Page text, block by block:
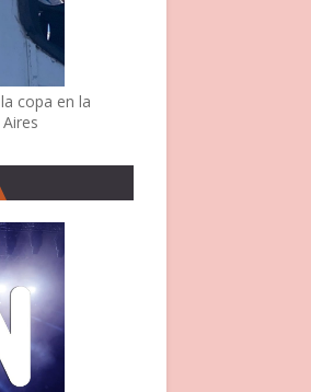
copa en la